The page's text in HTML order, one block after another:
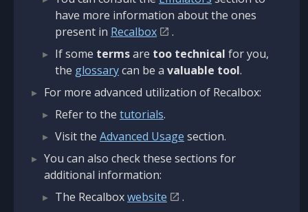
have more information about the ones
present in Recalbox
.
If some termsare too technical for you,
the glossarycan be a valuable tool.
For more advanced utilization of Recalbox:
Refer to the tutorials.
Visit the Advanced Usage section.
You can also check these sections for
additional information:
The Recalboxwebsite
.